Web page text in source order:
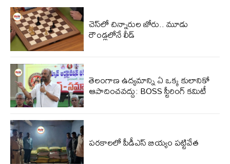
చెస్‌లో చిన్నారుల జోరు.. మూడు
రౌండ్లలోనే లీడ్
తెలంగాణ ఉద్యమాన్ని ఏ ఒక్క కులానికో
ఆపాదించవద్దు: BOSS స్టీరింగ్ కమిటీ
పరకాలలో పీడీఎస్‌ బియ్యం పట్టివేత